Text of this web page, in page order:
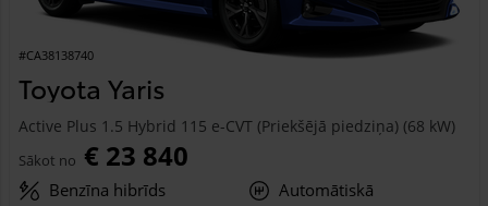
#CA38138740
Toyota Yaris
Active Plus 1.5 Hybrid 115 e-CVT (Priekšējā piedziņa) (68 kW)
Sākot no € 23 840
Benzīna hibrīds
Automātiskā